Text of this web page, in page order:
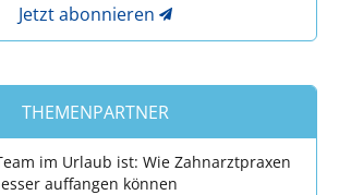
Jetzt abonnieren
THEMENPARTNER
im Urlaub ist: Wie Zahnarztpraxen
auffangen können